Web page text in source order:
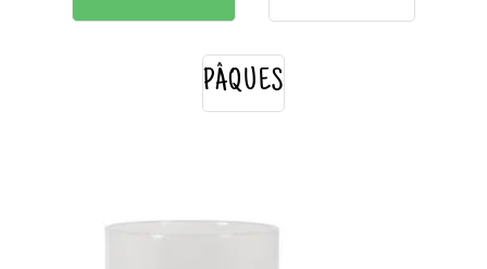
PÂQUES